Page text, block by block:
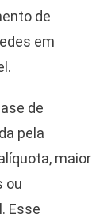
de
em
de
pela
maior
ou
Esse